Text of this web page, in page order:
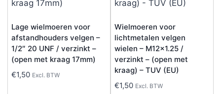
Lage wielmoeren voor
afstandhouders velgen –
1/2″ 20 UNF / verzinkt –
(open met kraag 17mm)
€1,50 Excl. BTW
Wielmoeren voor
lichtmetalen velgen
wielen – M12x1.25 /
verzinkt – (open met
kraag) – TUV (EU)
€1,50 Excl. BTW